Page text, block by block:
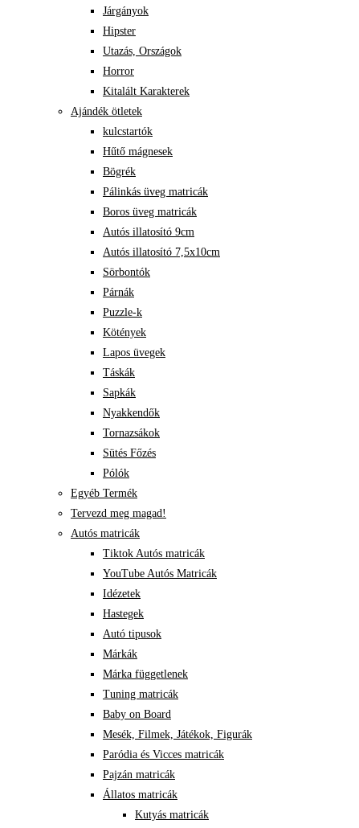
Járgányok
Hipster
Utazás, Országok
Horror
Kitalált Karakterek
Ajándék ötletek
kulcstartók
Hűtő mágnesek
Bögrék
Pálinkás üveg matricák
Boros üveg matricák
Autós illatosító 9cm
Autós illatosító 7,5x10cm
Sörbontók
Párnák
Puzzle-k
Kötények
Lapos üvegek
Táskák
Sapkák
Nyakkendők
Tornazsákok
Sütés Főzés
Pólók
Egyéb Termék
Tervezd meg magad!
Autós matricák
Tiktok Autós matricák
YouTube Autós Matricák
Idézetek
Hastegek
Autó tipusok
Márkák
Márka függetlenek
Tuning matricák
Baby on Board
Mesék, Filmek, Játékok, Figurák
Paródia és Vicces matricák
Pajzán matricák
Állatos matricák
Kutyás matricák